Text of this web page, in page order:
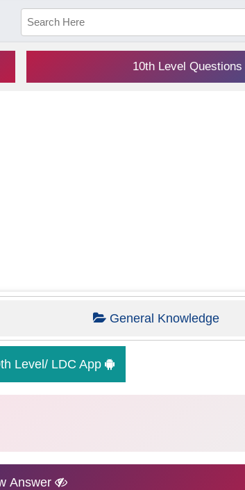
10th Level Questions
General Knowledge
Level/ LDC App
Answer